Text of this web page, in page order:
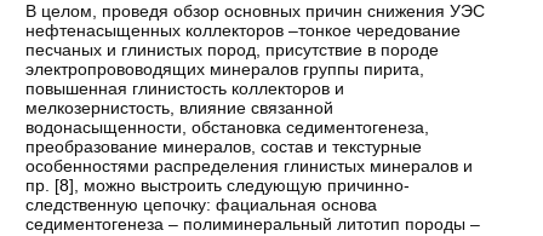
В целом, проведя обзор основных причин снижения УЭС
нефтенасыщенных коллекторов –тонкое чередование
песчаных и глинистых пород, присутствие в породе
электропрововодящих минералов группы пирита,
повышенная глинистость коллекторов и
мелкозернистость, влияние связанной
водонасыщенности, обстановка седиментогенеза,
преобразование минералов, состав и текстурные
особенностями распределения глинистых минералов и
пр. [8], можно выстроить следующую причинно-
следственную цепочку: фациальная основа
седиментогенеза – полиминеральный литотип породы –